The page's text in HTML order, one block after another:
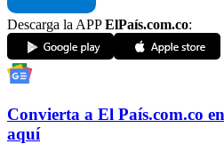
Descarga la APPElPaís.com.co:
Convierta a El País.com.co
aquí